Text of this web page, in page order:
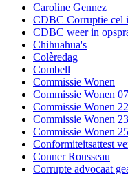
Caroline Gennez
CDBC Corruptie cel
CDBC weer in
Chihuahua's
Colèredag
Combell
Commissie Wonen
Commissie Wonen
Commissie Wonen
Commissie Wonen
Commissie Wonen
Conformiteitsattest
Conner Rousseau
Corrupte advocaat